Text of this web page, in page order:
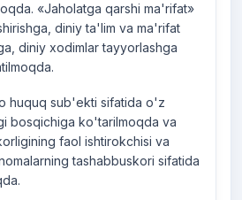
«Jaholatga qarshi ma'rifat»
diniy ta'lim va ma'rifat
diniy xodimlar tayyorlashga
huquq sub'ekti sifatida o'z
bosqichiga ko'tarilmoqda va
faol ishtirokchisi va
tashabbuskori sifatida